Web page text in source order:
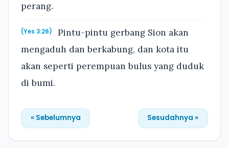
perang.
(Yes 3:26)
Pintu-pintu gerbang Sion akan
mengaduh dan berkabung, dan kota itu
akan seperti perempuan bulus yang duduk
di bumi.
« Sebelumnya Sesudahnya »